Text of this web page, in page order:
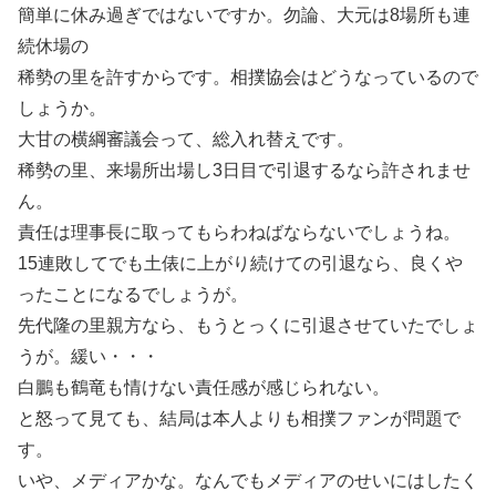
簡単に休み過ぎではないですか。勿論、大元は8場所も連
続休場の
稀勢の里を許すからです。相撲協会はどうなっているので
しょうか。
大甘の横綱審議会って、総入れ替えです。
稀勢の里、来場所出場し3日目で引退するなら許されませ
ん。
責任は理事長に取ってもらわねばならないでしょうね。
15連敗してでも土俵に上がり続けての引退なら、良くや
ったことになるでしょうが。
先代隆の里親方なら、もうとっくに引退させていたでしょ
うが。緩い・・・
白鵬も鶴竜も情けない責任感が感じられない。
と怒って見ても、結局は本人よりも相撲ファンが問題で
す。
いや、メディアかな。なんでもメディアのせいにはしたく